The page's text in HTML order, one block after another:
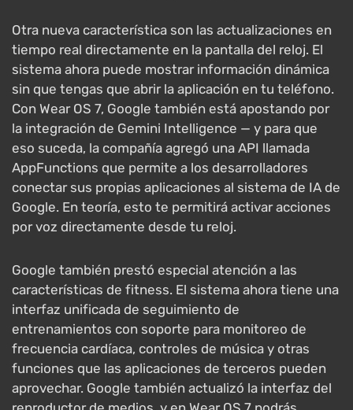
Otra nueva característica son las actualizaciones en
tiempo real directamente en la pantalla del reloj. El
sistema ahora puede mostrar información dinámica
sin que tengas que abrir la aplicación en tu teléfono.
Con Wear OS 7, Google también está apostando por
la integración de Gemini Intelligence — y para que
eso suceda, la compañía agregó una API llamada
AppFunctions que permite a los desarrolladores
conectar sus propias aplicaciones al sistema de IA de
Google. En teoría, esto te permitirá activar acciones
por voz directamente desde tu reloj.
Google también prestó especial atención a las
características de fitness. El sistema ahora tiene una
interfaz unificada de seguimiento de
entrenamientos con soporte para monitoreo de
frecuencia cardíaca, controles de música y otras
funciones que las aplicaciones de terceros pueden
aprovechar. Google también actualizó la interfaz del